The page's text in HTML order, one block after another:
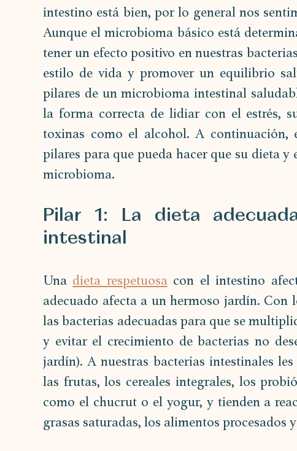
intestino está bien, por lo general nos
Aunque el microbioma básico está
tener un efecto positivo en nuestras
estilo de vida y promover un equilibrio
pilares de un microbioma intestinal
la forma correcta de lidiar con el estrés,
toxinas como el alcohol. A continuación,
pilares para que pueda hacer que su dieta
microbioma.
Pilar 1: La dieta
intestinal
Una dieta respetuosa con el intestino
adecuado afecta a un hermoso jardín. Con
las bacterias adecuadas para que se
y evitar el crecimiento de bacterias no
jardín). A nuestras bacterias intestinales
las frutas, los cereales integrales, los
como el chucrut o el yogur, y tienden a
grasas saturadas, los alimentos procesados